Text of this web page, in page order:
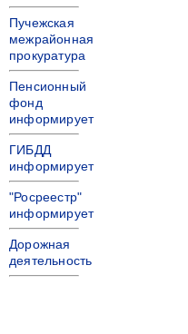
Пучежская
межрайонная
прокуратура
Пенсионный
фонд
информирует
ГИБДД
информирует
"Росреестр"
информирует
Дорожная
деятельность